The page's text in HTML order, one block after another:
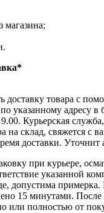
магазина;
доставку товара с
указанному адресу в
Курьерская
на склад, свяжется с
доставки. Уточнит
при курьере,
указанной
допустима
15 минутами.
или полностью от